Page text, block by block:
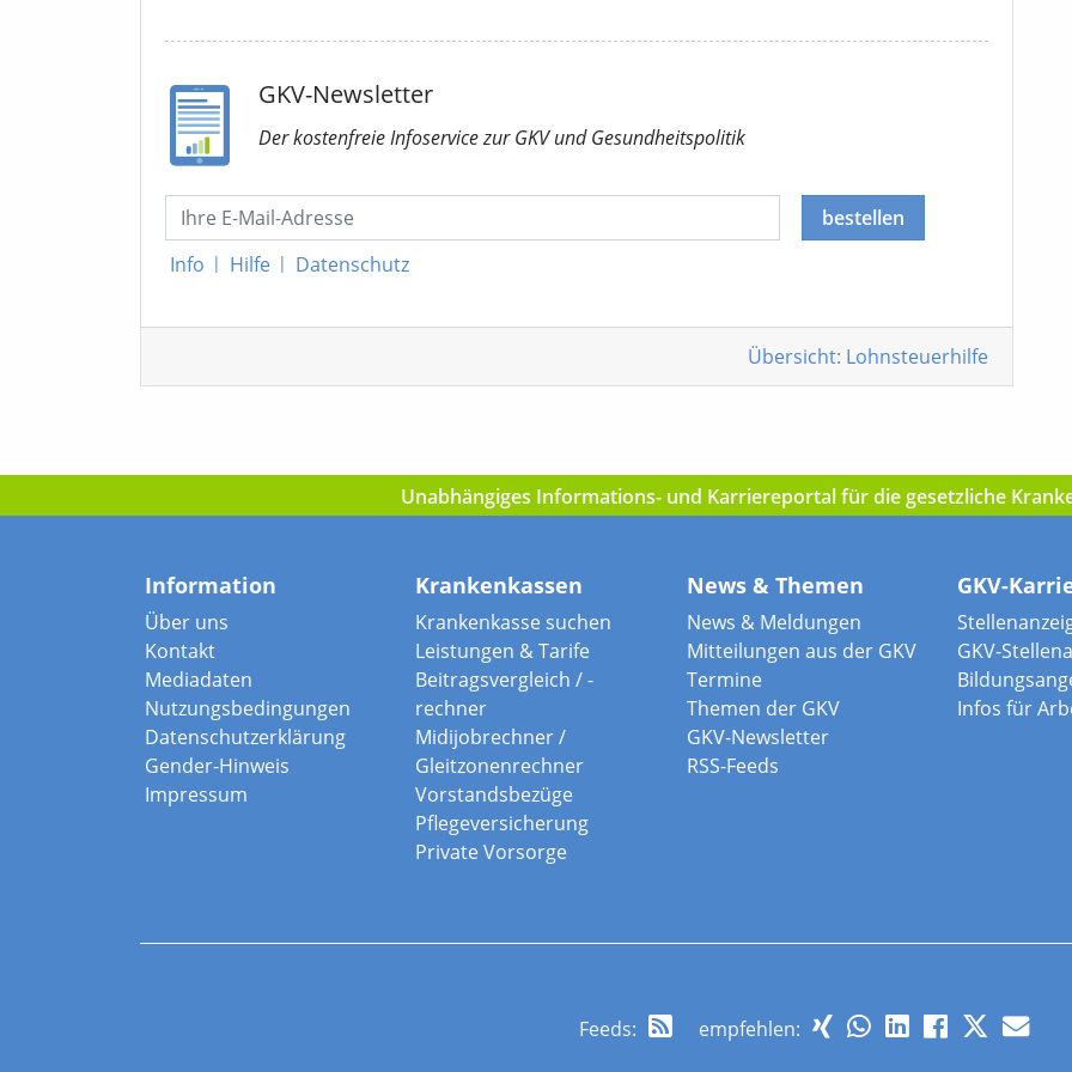
GKV-Newsletter
Der kostenfreie Infoservicezur GKVund Gesundheitspolitik
Info | Hilfe | Datenschutz
bestellen
Übersicht: Lohnsteuerhilfe
Unabhängiges Informations- und Karriereportal für die gesetzliche
Information
Über uns
Kontakt
Mediadaten
Nutzungsbedingungen
Datenschutzerklärung
Gender-Hinweis
Impressum
Krankenkassen
Krankenkasse suchen
Leistungen & Tarife
Beitragsvergleich / -
rechner
Midijobrechner /
Gleitzonenrechner
Vorstandsbezüge
Pflegeversicherung
Private Vorsorge
News & Themen
News & Meldungen
Mitteilungen aus der GKV
Termine
Themen der GKV
GKV-Newsletter
RSS-Feeds
GKV-
GKV-
Infos für
Feeds: empfehlen: